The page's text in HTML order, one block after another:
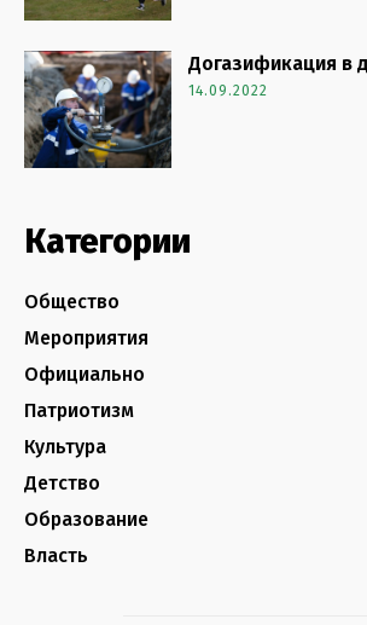
Догазификация в
14.09.2022
Категории
Общество
Мероприятия
Официально
Патриотизм
Культура
Детство
Образование
Власть